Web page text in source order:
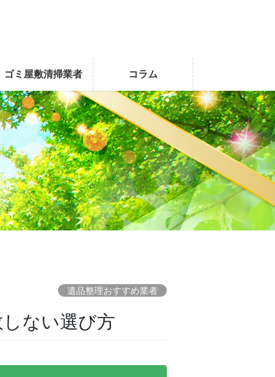
ゴミ屋敷清掃業者 コラム
遺品整理おすすめ業者
ない選び方